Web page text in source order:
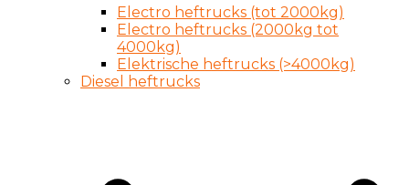
Electro heftrucks (tot 2000kg)
Electro heftrucks (2000kg tot
4000kg)
Elektrische heftrucks (>4000kg)
Diesel heftrucks